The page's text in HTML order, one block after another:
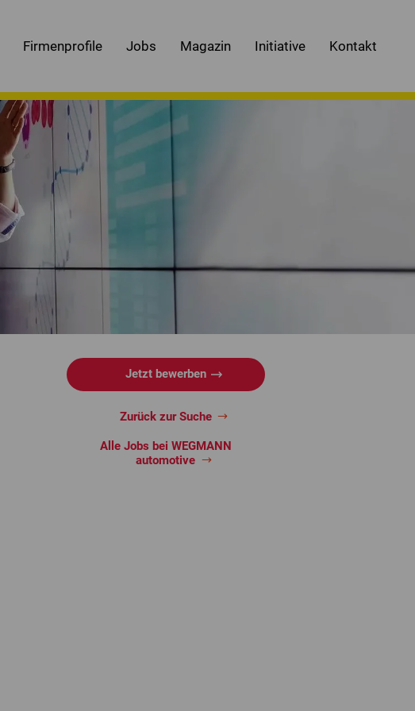
Firmenprofile Jobs Magazin Initiative Kontakt
Jetzt bewerben
Zurück zur Suche
Alle Jobs bei WEGMANN
automotive